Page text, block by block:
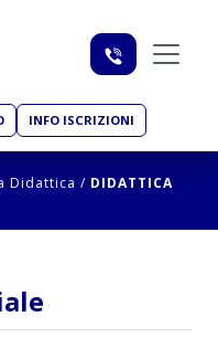
INFO ISCRIZIONI
Didattica / DIDATTICA